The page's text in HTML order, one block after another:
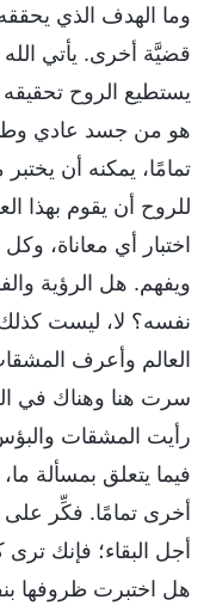
وما الهدف الذي يحققه
قضيَّة أخرى. يأتي الله
يستطيع الروح
هو من جسد عادي
تمامًا، يمكنه أن يختبر
للروح أن يقوم بهذا
اختبار أي معاناة،
ويفهم. هل الرؤية
نفسه؟ لا، ليست
العالم وأعرف
سرت هنا وهناك في
رأيت المشقات
فيما يتعلق بمسألة
أخرى تمامًا. فكِّر على
أجل البقاء؛ فإنك
هل اختبرت ظروفها